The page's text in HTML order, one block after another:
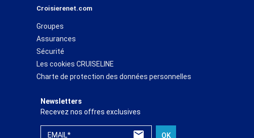
Croisierenet.com
Groupes
Assurances
Sécurité
Les cookies CRUISELINE
Charte de protection des données personnelles
Newsletters
Recevez nos offres exclusives
EMAIL* OK